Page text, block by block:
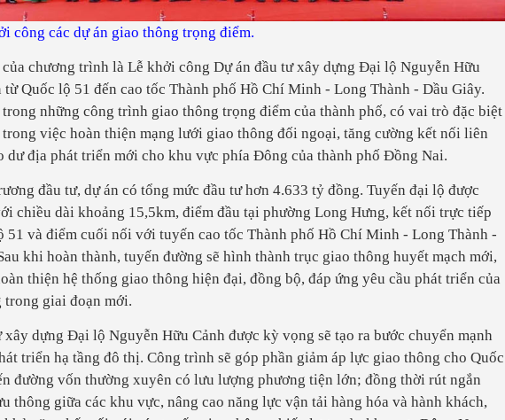
công các dự án giao thông trọng điểm.
chương trình là Lễ khởi công Dự án đầu tư xây dựng Đại lộ Nguyễn Hữu
từ Quốc lộ 51 đến cao tốc Thành phố Hồ Chí Minh - Long Thành - Dầu Giây.
những công trình giao thông trọng điểm của thành phố, có vai trò đặc biệt
việc hoàn thiện mạng lưới giao thông đối ngoại, tăng cường kết nối liên
dư địa phát triển mới cho khu vực phía Đông của thành phố Đồng Nai.
đầu tư, dự án có tổng mức đầu tư hơn 4.633 tỷ đồng. Tuyến đại lộ được
chiều dài khoảng 15,5km, điểm đầu tại phường Long Hưng, kết nối trực tiếp
51 và điểm cuối nối với tuyến cao tốc Thành phố Hồ Chí Minh - Long Thành -
khi hoàn thành, tuyến đường sẽ hình thành trục giao thông huyết mạch mới,
thiện hệ thống giao thông hiện đại, đồng bộ, đáp ứng yêu cầu phát triển của
trong giai đoạn mới.
xây dựng Đại lộ Nguyễn Hữu Cảnh được kỳ vọng sẽ tạo ra bước chuyển mạnh
triển hạ tầng đô thị. Công trình sẽ góp phần giảm áp lực giao thông cho Quốc
đường vốn thường xuyên có lưu lượng phương tiện lớn; đồng thời rút ngắn
thông giữa các khu vực, nâng cao năng lực vận tải hàng hóa và hành khách,